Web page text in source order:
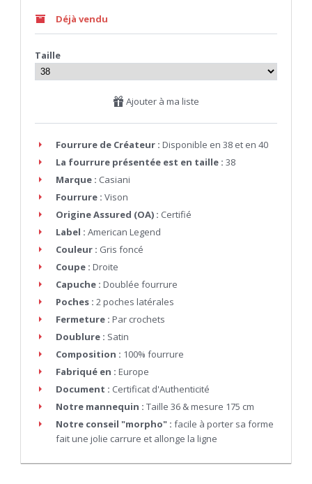
Déjà vendu
Taille
Ajouter à ma liste
Fourrure de Créateur : Disponible en 38 et en 40
La fourrure présentée est en taille : 38
Marque : Casiani
Fourrure : Vison
Origine Assured (OA) : Certifié
Label : American Legend
Couleur : Gris foncé
Coupe : Droite
Capuche : Doublée fourrure
Poches : 2 poches latérales
Fermeture : Par crochets
Doublure : Satin
Composition : 100% fourrure
Fabriqué en : Europe
Document : Certificat d'Authenticité
Notre mannequin : Taille 36 & mesure 175 cm
Notre conseil "morpho" : facile à porter sa forme
fait une jolie carrure et allonge la ligne